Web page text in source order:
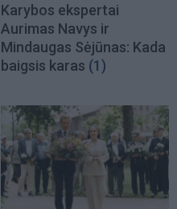
Karybos ekspertai
Aurimas Navys ir
Mindaugas Sėjūnas: Kada
baigsis karas (1)